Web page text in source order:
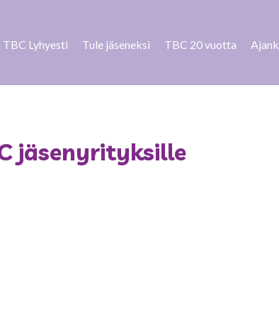
TBC Lyhyesti Tule jäseneksi TBC 20 vuotta
jäsenyrityksille